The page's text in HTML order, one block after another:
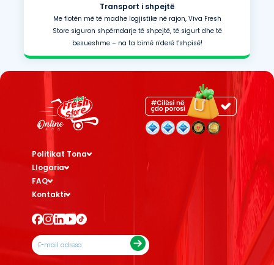
Transport i shpejtë
Me flotën më të madhe logjistike në rajon, Viva Fresh
Store siguron shpërndarje të shpejtë, të sigurt dhe të
besueshme – na ta bimë n'derë t'shpisë!
Politikat Tona
Llogaria
FAQ
Kontakti